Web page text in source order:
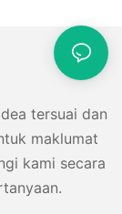
tersuai dan
maklumat
kami secara